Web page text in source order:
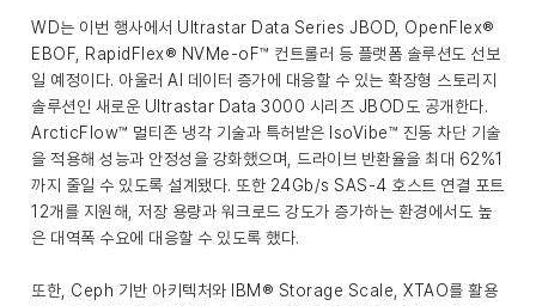
WD는 이번 행사에서 Ultrastar Data Series JBOD, OpenFlex®
EBOF, RapidFlex® NVMe-oF™ 컨트롤러 등 플랫폼 솔루션도 선보
일 예정이다. 아울러 AI 데이터 증가에 대응할 수 있는 확장형 스토리지
솔루션인 새로운 Ultrastar Data 3000 시리즈 JBOD도 공개한다.
ArcticFlow™ 멀티존 냉각 기술과 특허받은 IsoVibe™ 진동 차단 기술
을 적용해 성능과 안정성을 강화했으며, 드라이브 반환율을 최대 62%1
까지 줄일 수 있도록 설계됐다. 또한 24Gb/s SAS-4 호스트 연결 포트
12개를 지원해, 저장 용량과 워크로드 강도가 증가하는 환경에서도 높
은 대역폭 수요에 대응할 수 있도록 했다.
또한, Ceph 기반 아키텍처와 IBM® Storage Scale, XTAO를 활용